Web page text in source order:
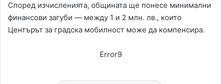
Според изчисленията, общината ще понесе минимални
финансови загуби — между 1 и 2 млн. лв., които
Центърът за градска мобилност може да компенсира.
Error9